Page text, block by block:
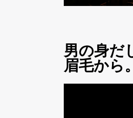
男の身だ
眉毛から